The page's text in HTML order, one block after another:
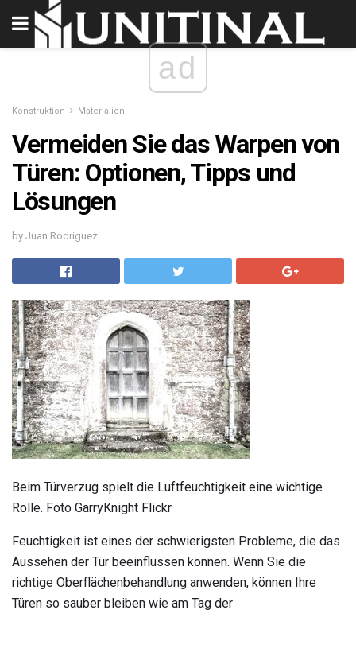
ad
Konstruktion Materialien
Vermeiden Sie das Warpen von
Türen: Optionen, Tipps und
Lösungen
by Juan Rodriguez
Beim Türverzug spielt die Luftfeuchtigkeit eine wichtige
Rolle. Foto GarryKnight Flickr
Feuchtigkeit ist eines der schwierigsten Probleme, die das
Aussehen der Tür beeinflussen können. Wenn Sie die
richtige Oberflächenbehandlung anwenden, können Ihre
Türen so sauber bleiben wie am Tag der